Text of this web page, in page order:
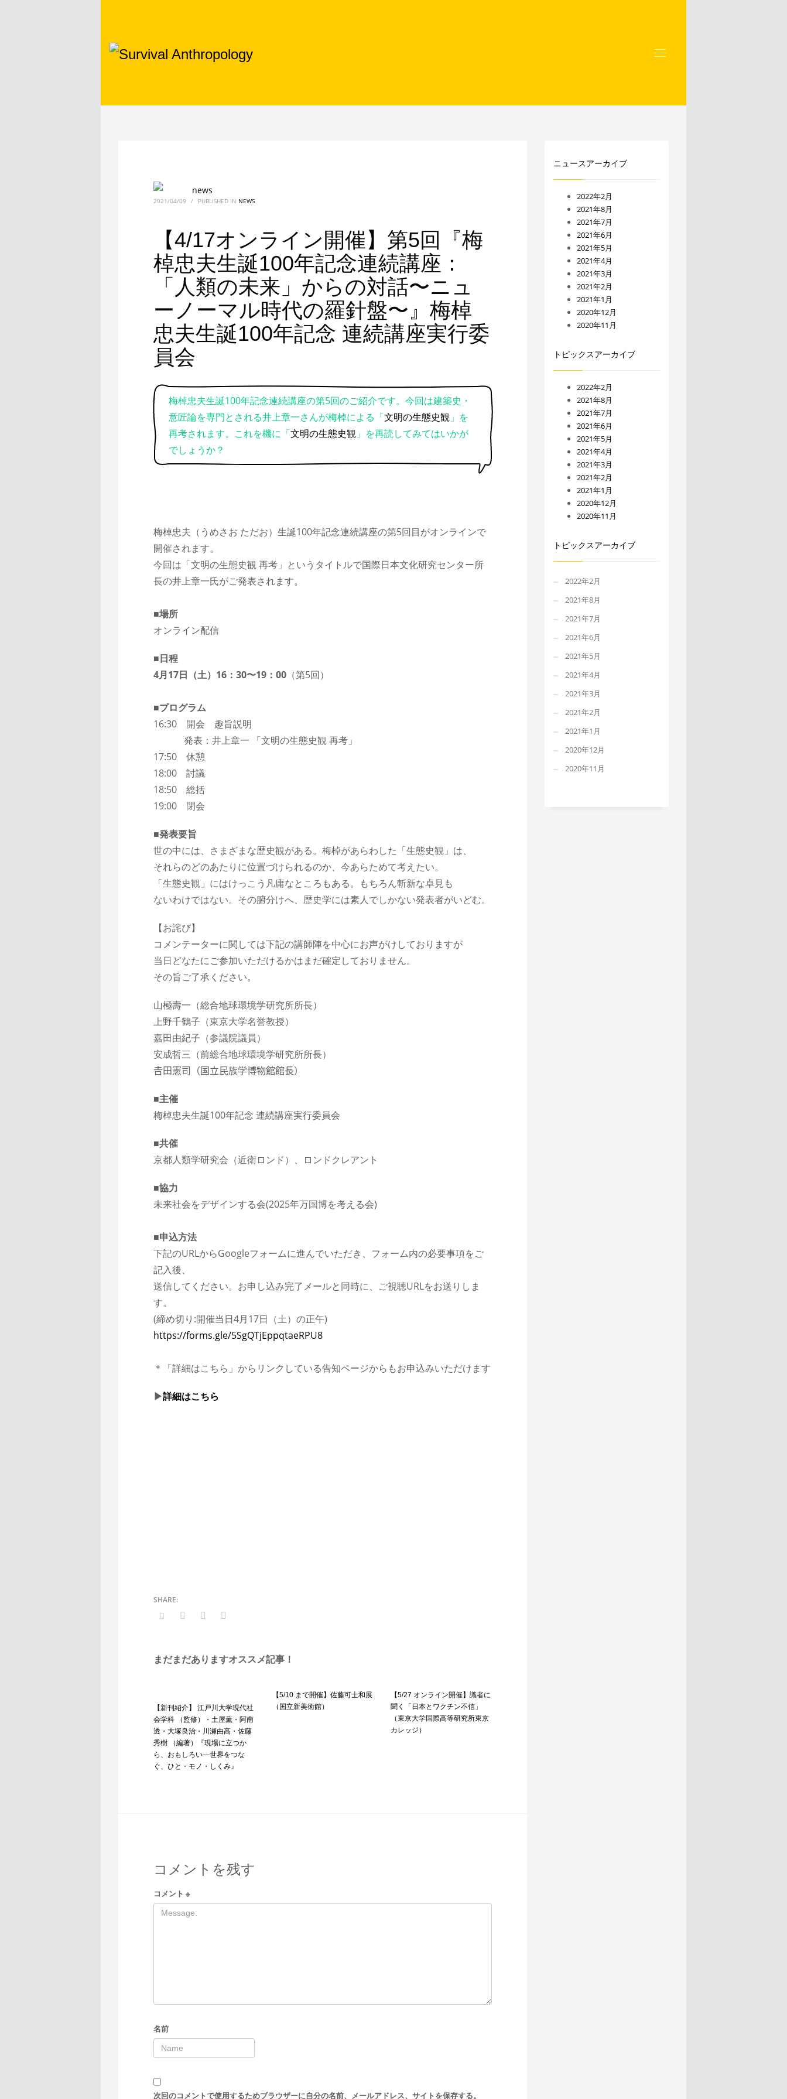
news
2021/04/09 / PUBLISHED IN NEWS
【4/17オンライン開催】第5回『梅
棹忠夫生誕100年記念連続講座：
「人類の未来」からの対話〜ニュ
ーノーマル時代の羅針盤〜』梅棹
忠夫生誕100年記念 連続講座実行委
員会
梅棹忠夫生誕100年記念連続講座の第5回のご紹介です。今回は建築史・
意匠論を専門とされる井上章一さんが梅棹による「文明の生態史観 」を
再考されます。これを機に「文明の生態史観 」を再読してみてはいかが
でしょうか？
梅棹忠夫（うめさお ただお）生誕100年記念連続講座の第5回目がオンラインで
開催されます。
今回は「文明の生態史観 再考」というタイトルで国際日本文化研究センター所
長の井上章一氏がご発表されます。
■場所
オンライン配信
■日程
4月17日（土）16：30〜19：00 （第5回）
■プログラム
16:30 開会 趣旨説明
発表：井上章一 「文明の生態史観 再考」
17:50 休憩
18:00 討議
18:50 総括
19:00 閉会
■発表要旨
世の中には、さまざまな歴史観がある。梅棹があらわした「生態史観」は、
それらのどのあたりに位置づけられるのか、今あらためて考えたい。
「生態史観」にはけっこう凡庸なところもある。もちろん斬新な卓見も
ないわけではない。その腑分けへ、歴史学には素人でしかない発表者がいどむ。
【お詫び】
コメンテーターに関しては下記の講師陣を中心にお声がけしておりますが
当日どなたにご参加いただけるかはまだ確定しておりません。
その旨ご了承ください。
山極壽一（総合地球環境学研究所所長）
上野千鶴子（東京大学名誉教授）
嘉田由紀子（参議院議員）
安成哲三（前総合地球環境学研究所所長）
𠮷田憲司（国立民族学博物館館長）
■主催
梅棹忠夫生誕100年記念 連続講座実行委員会
■共催
京都人類学研究会（近衛ロンド）、ロンドクレアント
■協力
未来社会をデザインする会(2025年万国博を考える会)
■申込方法
下記のURLからGoogleフォームに進んでいただき、フォーム内の必要事項をご
記入後、
送信してください。お申し込み完了メールと同時に、ご視聴URLをお送りしま
す。
(締め切り:開催当日4月17日（土）の正午)
https://forms.gle/5SgQTjEppqtaeRPU8
＊「詳細はこちら」からリンクしている告知ページからもお申込みいただけます
▶︎詳細はこちら
まだまだありますオススメ記事！
【新刊紹介】 江戸川大学現代社
会学科 （監修）・土屋薫・阿南
透・大塚良治・川瀬由高・佐藤
秀樹 （編著）『現場に立つか
ら、おもしろい―世界をつな
ぐ、ひと・モノ・しくみ』
【5/10 まで開催】佐藤可士和展
（国立新美術館）
【5/27 オンライン開催】識者に
聞く「日本とワクチン不信」
（東京大学国際高等研究所東京
カレッジ）
コメントを残す
コメント ※
名前
次回のコメントで使用するためブラウザーに自分の名前、メールアドレス、サイトを保存する。
ニュースアーカイブ
2022年2月
2021年8月
2021年7月
2021年6月
2021年5月
2021年4月
2021年3月
2021年2月
2021年1月
2020年12月
2020年11月
トピックスアーカイブ
2022年2月
2021年8月
2021年7月
2021年6月
2021年5月
2021年4月
2021年3月
2021年2月
2021年1月
2020年12月
2020年11月
トピックスアーカイブ
2022年2月
2021年8月
2021年7月
2021年6月
2021年5月
2021年4月
2021年3月
2021年2月
2021年1月
2020年12月
2020年11月